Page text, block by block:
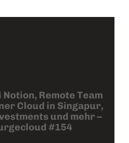
Notion, Remote Team
Cloud in Singapur,
und mehr –
#154